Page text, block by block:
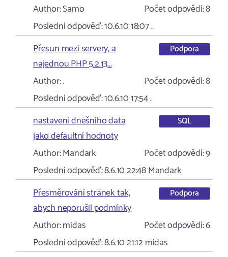
Author:Samo Počet odpovědí:8
Poslední odpověď:10.6.10 18:07.
Přesun mezi servery, a
najednou PHP 5.2.13...
Podpora
Author:. Počet odpovědí:8
Poslední odpověď:10.6.10 17:54.
nastavení dnešního data
jako defaultní hodnoty
SQL
Author:Mandark Počet odpovědí:9
Poslední odpověď:8.6.10 22:48Mandark
Přesměrování stránek tak,
abych neporušil podmínky
Podpora
Author:midas Počet odpovědí:6
Poslední odpověď:8.6.10 21:12midas